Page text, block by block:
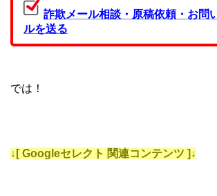
詐欺メール相談・原稿依頼・お問
ルを送る
では！
↓[ Googleセレクト 関連コンテンツ ]↓